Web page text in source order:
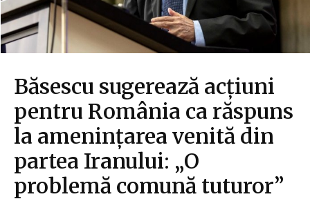
Băsescu sugerează acțiuni
pentru România ca răspuns
la amenințarea venită din
partea Iranului: „O
problemă comună tuturor”